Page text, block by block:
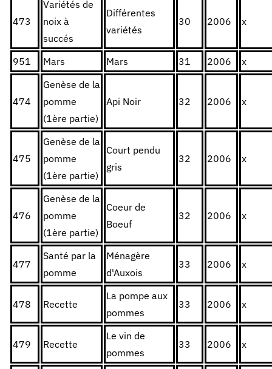
473
Variétés de
noix à
succés
Différentes
variétés
30 2006 x
951 Mars Mars 31 2006 x
474
Genèse de la
pomme
(1ère partie)
Api Noir 32 2006 x
475
Genèse de la
pomme
(1ère partie)
Court pendu
gris
32 2006 x
476
Genèse de la
pomme
(1ère partie)
Coeur de
Boeuf
32 2006 x
477
Santé par la
pomme
Ménagère
d'Auxois
33 2006 x
478 Recette
La pompe aux
pommes
33 2006 x
479 Recette
Le vin de
pommes
33 2006 x